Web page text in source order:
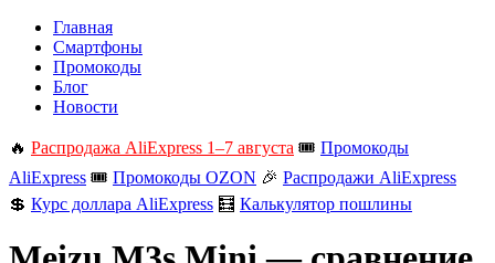
Главная
Смартфоны
Промокоды
Блог
Новости
🔥 Распродажа AliExpress 1–7 августа 🎟️ Промокоды
AliExpress 🎟️ Промокоды OZON 🎉 Распродажи AliExpress
💲 Курс доллара AliExpress 🧮 Калькулятор пошлины